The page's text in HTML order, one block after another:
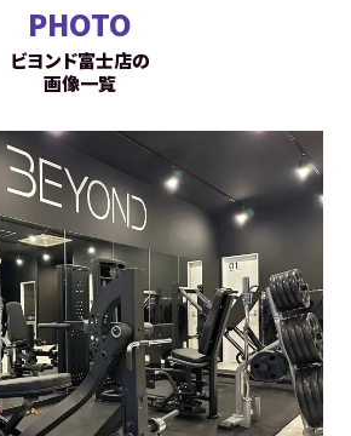
PHOTO
ビヨンド富士店の
画像一覧